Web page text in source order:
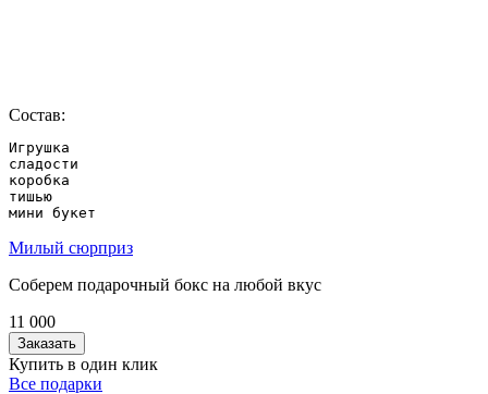
Состав:
Игрушка
сладости
коробка
тишью
мини букет
Милый сюрприз
Соберем подарочный бокс на любой вкус
11 000
Заказать
Купить в один клик
Все подарки